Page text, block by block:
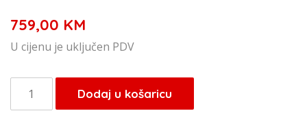
759,00 KM
U cijenu je uključen PDV
Peći
na
Dodaj u košaricu